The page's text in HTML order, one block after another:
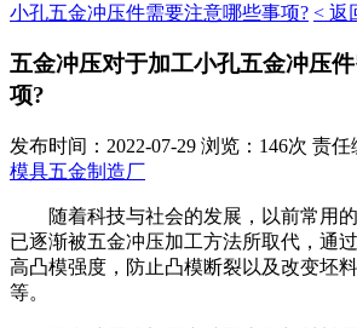
小孔五金冲压件需要注意哪些事项? < 返
五金冲压对于加工小孔五金冲压
项?
发布时间：2022-07-29 浏览：146次 责任
模具五金制造厂
随着科技与社会的发展，以前常用的
已逐渐被五金冲压加工方法所取代，通
高凸模强度，防止凸模断裂以及改变坯
等。